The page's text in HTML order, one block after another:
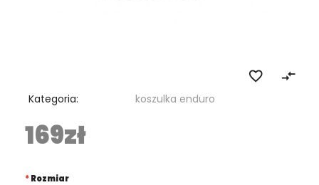
favorite_border compare_arrows
Kategoria: koszulka enduro
169zł
Rozmiar